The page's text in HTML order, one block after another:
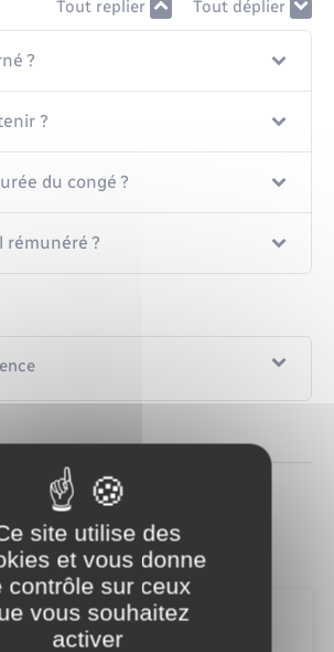
public
Tout replier Tout déplier
?
?
du congé ?
rémunéré ?
légale et administrative
par
baseo.io
aussi
site utilise des
et vous donne
contrôle sur ceux
vous souhaitez
activer